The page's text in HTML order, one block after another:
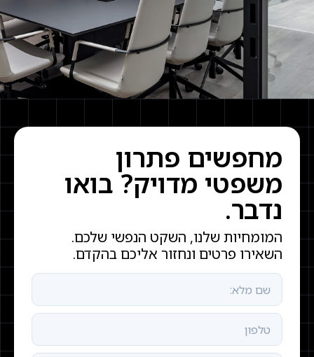
מחפשים פתרון
משפטי מדויק? בואו
נדבר.
המומחיות שלנו, השקט הנפשי שלכם.
השאירו פרטים ונחזור אליכם בהקדם.